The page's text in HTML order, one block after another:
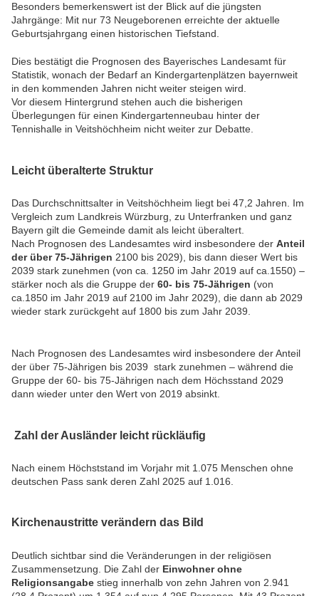
Besonders bemerkenswert ist der Blick auf die jüngsten
Jahrgänge: Mit nur 73 Neugeborenen erreichte der aktuelle
Geburtsjahrgang einen historischen Tiefstand.
Dies bestätigt die Prognosen des Bayerisches Landesamt für
Statistik, wonach der Bedarf an Kindergartenplätzen bayernweit
in den kommenden Jahren nicht weiter steigen wird.
Vor diesem Hintergrund stehen auch die bisherigen
Überlegungen für einen Kindergartenneubau hinter der
Tennishalle in Veitshöchheim nicht weiter zur Debatte.
Leicht überalterte Struktur
Das Durchschnittsalter in Veitshöchheim liegt bei 47,2 Jahren. Im
Vergleich zum Landkreis Würzburg, zu Unterfranken und ganz
Bayern gilt die Gemeinde damit als leicht überaltert.
Nach Prognosen des Landesamtes wird insbesondere der Anteil
der über 75-Jährigen 2100 bis 2029), bis dann dieser Wert bis
2039 stark zunehmen (von ca. 1250 im Jahr 2019 auf ca.1550) –
stärker noch als die Gruppe der 60- bis 75-Jährigen (von
ca.1850 im Jahr 2019 auf 2100 im Jahr 2029), die dann ab 2029
wieder stark zurückgeht auf 1800 bis zum Jahr 2039.
Nach Prognosen des Landesamtes wird insbesondere der Anteil
der über 75-Jährigen bis 2039 stark zunehmen – während die
Gruppe der 60- bis 75-Jährigen nach dem Höchsstand 2029
dann wieder unter den Wert von 2019 absinkt.
Zahl der Ausländer leicht rückläufig
Nach einem Höchststand im Vorjahr mit 1.075 Menschen ohne
deutschen Pass sank deren Zahl 2025 auf 1.016.
Kirchenaustritte verändern das Bild
Deutlich sichtbar sind die Veränderungen in der religiösen
Zusammensetzung. Die Zahl der Einwohner ohne
Religionsangabe stieg innerhalb von zehn Jahren von 2.941